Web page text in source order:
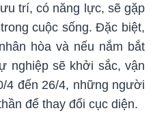
trí, có năng lực, sẽ gặp
cuộc sống. Đặc biệt,
hòa và nếu nắm bắt
nghiệp sẽ khởi sắc, vận
4 đến 26/4, những người
để thay đổi cục diện.